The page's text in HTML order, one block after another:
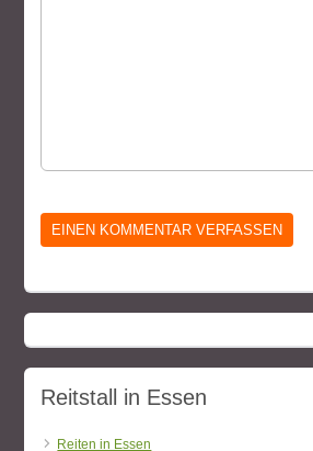
Reitstall in Essen
Reiten in Essen